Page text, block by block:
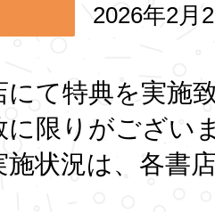
2026年2月
にて特典を実施
限りがござい
状況は、各書